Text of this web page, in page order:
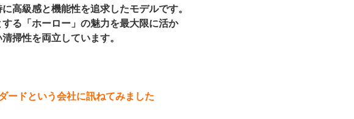
高級感と機能性を追求したモデルです。
る「ホーロー」の魅力を最大限に活か
掃性を両立しています。
ドという会社に訊ねてみました